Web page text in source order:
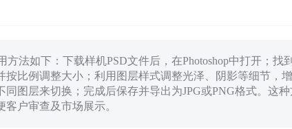
方法如下：下载样机PSD文件后，在Photoshop中打开；找
按比例调整大小；利用图层样式调整光泽、阴影等细节，
图层来切换；完成后保存并导出为JPG或PNG格式。这
户审查及市场展示。